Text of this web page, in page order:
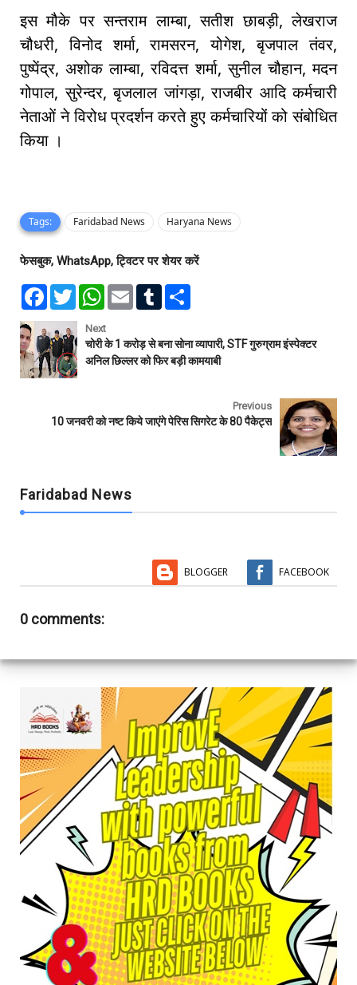
इस मौके पर सन्तराम लाम्बा, सतीश छाबड़ी, लेखराज
चौधरी, विनोद शर्मा, रामसरन, योगेश, बृजपाल तंवर,
पुष्पेंद्र, अशोक लाम्बा, रविदत्त शर्मा, सुनील चौहान, मदन
गोपाल, सुरेन्दर, बृजलाल जांगड़ा, राजबीर आदि कर्मचारी
नेताओं ने विरोध प्रदर्शन करते हुए कर्मचारियों को संबोधित
किया ।
Tags: Faridabad News Haryana News
फेसबुक, WhatsApp, ट्विटर पर शेयर करें
F
e
b
o
o
k
T
w
t
e
r
W
t
s
A
p
E
l
T
l
r
e
Next
चोरी के 1 करोड़ से बना सोना व्यापारी, STF गुरुग्राम इंस्पेक्टर
अनिल छिल्लर को फिर बड़ी कामयाबी
Previous
10 जनवरी को नष्ट किये जाएंगे पेरिस सिगरेट के 80 पैकेट्स
Faridabad News
BLOGGER FACEBOOK
0 comments: